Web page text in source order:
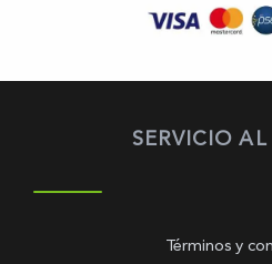
SERVICIO
Términos y